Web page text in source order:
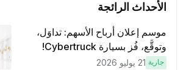
الأحداث الرائجة
موسم إعلان أرباح الأسهم: تداوَل،
وتوقَّع، فُز بسيارة Cybertruck!
جارية 21 يوليو 2026